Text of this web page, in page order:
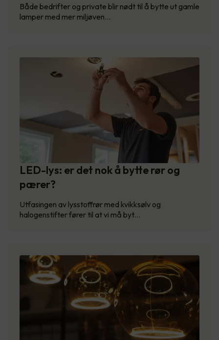
Både bedrifter og private blir nødt til å bytte ut gamle
lamper med mer miljøven…
LED-lys: er det nok å bytte rør og
pærer?
Utfasingen av lysstoffrør med kvikksølv og
halogenstifter fører til at vi må byt…